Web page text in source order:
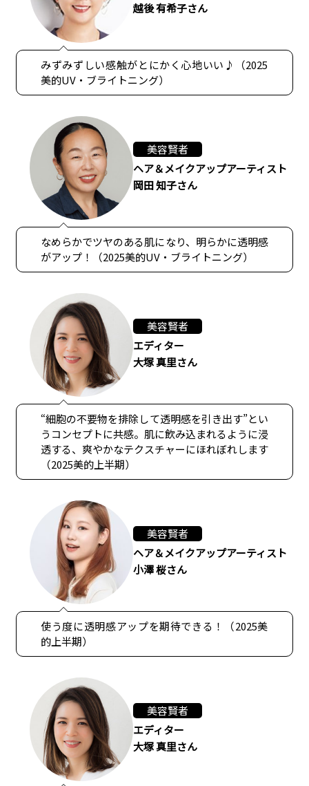
越後 有希子さん
みずみずしい感触がとにかく心地いい♪（2025
美的UV・ブライトニング）
美容賢者
ヘア＆メイクアップアーティスト
岡田 知子さん
なめらかでツヤのある肌になり、明らかに透明感
がアップ！（2025美的UV・ブライトニング）
美容賢者
エディター
大塚 真里さん
“細胞の不要物を排除して透明感を引き出す”とい
うコンセプトに共感。肌に飲み込まれるように浸
透する、爽やかなテクスチャーにほれぼれします
（2025美的上半期）
美容賢者
ヘア＆メイクアップアーティスト
小澤 桜さん
使う度に透明感アップを期待できる！（2025美
的上半期）
美容賢者
エディター
大塚 真里さん